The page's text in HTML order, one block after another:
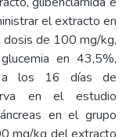
el extracto en
dosis de 100 mg/kg,
en 43,5%,
a los 16 días de
en el estudio
en el grupo